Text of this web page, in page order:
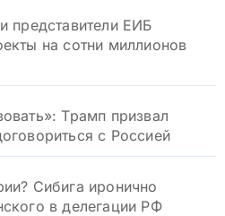
представители ЕИБ
на сотни миллионов
Трамп призвал
с Россией
Сибига иронично
в делегации РФ